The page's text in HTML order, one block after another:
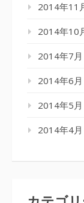
2014年11
2014年10
2014年7月
2014年6月
2014年5月
2014年4月